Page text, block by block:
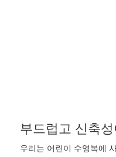
부드럽고 신축
우리는 어린이 수영복에